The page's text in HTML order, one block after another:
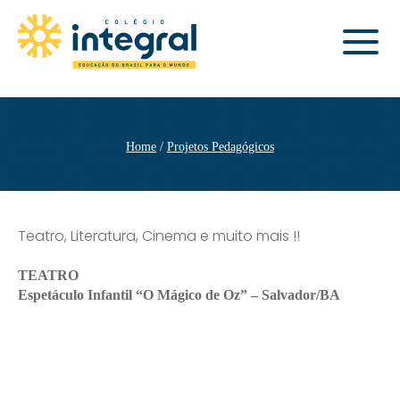
Home Projetos Pedagógicos
Teatro, Literatura, Cinema e muito mais !!
TEATRO
Espetáculo Infantil “O Mágico de Oz” – Salvador/BA